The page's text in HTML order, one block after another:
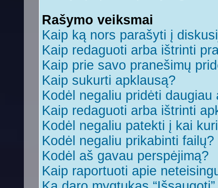
Rašymo veiksmai
Kaip ką nors parašyti į
Kaip redaguoti arba ištrinti
Kaip prie savo pranešimų
Kaip sukurti apklausą?
Kodėl negaliu pridėti
Kaip redaguoti arba ištrinti
Kodėl negaliu patekti į kai
Kodėl negaliu prikabinti failų?
Kodėl aš gavau perspėjimą?
Kaip raportuoti apie